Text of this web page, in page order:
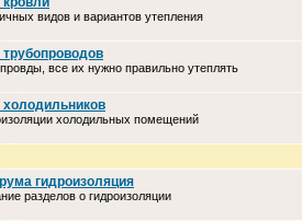
видов и вариантов утепления
все их нужно правильно утеплять
холодильников
холодильных помещений
гидроизоляция
разделов о гидроизоляции